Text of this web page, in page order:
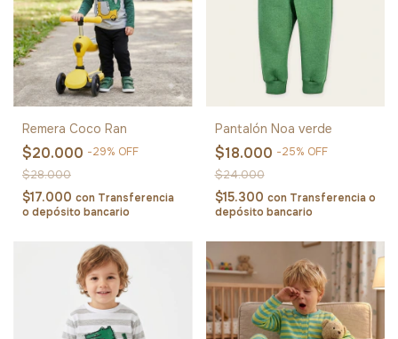
Remera Coco Ran
$20.000 -29% OFF
$28.000
$17.000 con Transferencia
o depósito bancario
Pantalón Noa verde
$18.000 -25% OFF
$24.000
$15.300 con Transferencia o
depósito bancario